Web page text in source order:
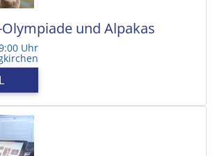
und Alpakas
Uhr